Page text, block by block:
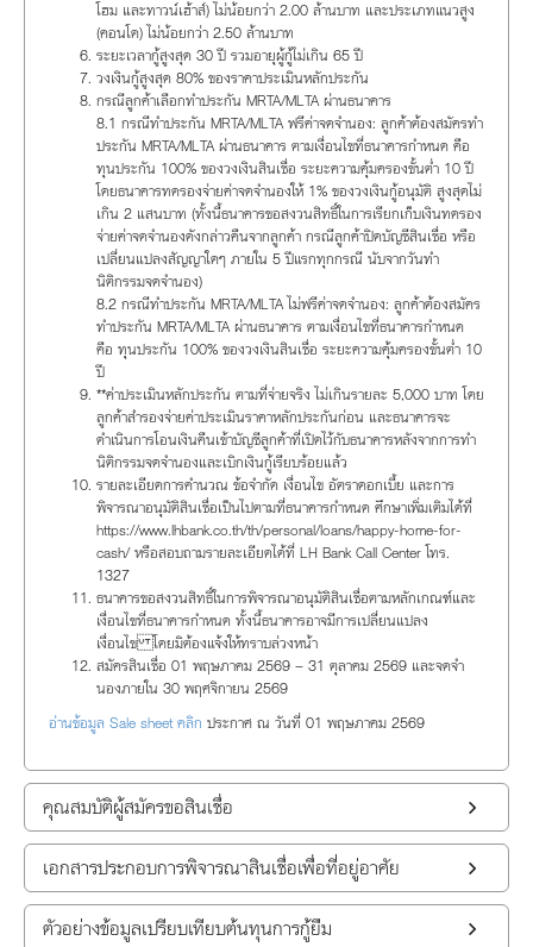
โฮม และทาวน์เฮ้าส์) ไม่น้อยกว่า 2.00 ล้านบาท และประเภทแนวสูง
(คอนโด) ไม่น้อยกว่า 2.50 ล้านบาท
ระยะเวลากู้สูงสุด 30 ปี รวมอายุผู้กู้ไม่เกิน 65 ปี
วงเงินกู้สูงสุด 80% ของราคาประเมินหลักประกัน
กรณีลูกค้าเลือกทำประกัน MRTA/MLTA ผ่านธนาคาร
8.1 กรณีทำประกัน MRTA/MLTA ฟรีค่าจดจำนอง: ลูกค้าต้องสมัครทำ
ประกัน MRTA/MLTA ผ่านธนาคาร ตามเงื่อนไขที่ธนาคารกำหนด คือ
ทุนประกัน 100% ของวงเงินสินเชื่อ ระยะความคุ้มครองขั้นต่ำ 10 ปี
โดยธนาคารทดรองจ่ายค่าจดจำนองให้ 1% ของวงเงินกู้อนุมัติ สูงสุดไม่
เกิน 2 แสนบาท (ทั้งนี้ธนาคารขอสงวนสิทธิ์ในการเรียกเก็บเงินทดรอง
จ่ายค่าจดจำนองดังกล่าวคืนจากลูกค้า กรณีลูกค้าปิดบัญชีสินเชื่อ หรือ
เปลี่ยนแปลงสัญญาใดๆ ภายใน 5 ปีแรกทุกกรณี นับจากวันทำ
นิติกรรมจดจำนอง)
8.2 กรณีทำประกัน MRTA/MLTA ไม่ฟรีค่าจดจำนอง: ลูกค้าต้องสมัคร
ทำประกัน MRTA/MLTA ผ่านธนาคาร ตามเงื่อนไขที่ธนาคารกำหนด
คือ ทุนประกัน 100% ของวงเงินสินเชื่อ ระยะความคุ้มครองขั้นต่ำ 10
ปี
**ค่าประเมินหลักประกัน ตามที่จ่ายจริง ไม่เกินรายละ 5,000 บาท โดย
ลูกค้าสำรองจ่ายค่าประเมินราคาหลักประกันก่อน และธนาคารจะ
ดำเนินการโอนเงินคืนเข้าบัญชีลูกค้าที่เปิดไว้กับธนาคารหลังจากการทำ
นิติกรรมจดจำนองและเบิกเงินกู้เรียบร้อยแล้ว
รายละเอียดการคำนวณ ข้อจำกัด เงื่อนไข อัตราดอกเบี้ย และการ
พิจารณาอนุมัติสินเชื่อเป็นไปตามที่ธนาคารกำหนด ศึกษาเพิ่มเติมได้ที่
https://www.lhbank.co.th/th/personal/loans/happy-home-for-
cash/ หรือสอบถามรายละเอียดได้ที่ LH Bank Call Center โทร.
1327
ธนาคารขอสงวนสิทธิ์ในการพิจารณาอนุมัติสินเชื่อตามหลักเกณฑ์และ
เงื่อนไขที่ธนาคารกำหนด ทั้งนี้ธนาคารอาจมีการเปลี่ยนแปลง
เงื่อนไข โดยมิต้องแจ้งให้ทราบล่วงหน้า
สมัครสินเชื่อ 01 พฤษภาคม 2569 – 31 ตุลาคม 2569 และจดจำ
นองภายใน 30 พฤศจิกายน 2569
อ่านข้อมูล Sale sheet คลิก ประกาศ ณ วันที่ 01 พฤษภาคม 2569
คุณสมบัติผู้สมัครขอสินเชื่อ
เอกสารประกอบการพิจารณาสินเชื่อเพื่อที่อยู่อาศัย
ตัวอย่างข้อมูลเปรียบเทียบต้นทุนการกู้ยืม